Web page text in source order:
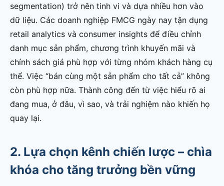
segmentation) trở nên tinh vi và dựa nhiều hơn vào
dữ liệu. Các doanh nghiệp FMCG ngày nay tận dụng
retail analytics và consumer insights để điều chỉnh
danh mục sản phẩm, chương trình khuyến mãi và
chính sách giá phù hợp với từng nhóm khách hàng cụ
thể. Việc “bán cùng một sản phẩm cho tất cả” không
còn phù hợp nữa. Thành công đến từ việc hiểu rõ ai
đang mua, ở đâu, vì sao, và trải nghiệm nào khiến họ
quay lại.
2. Lựa chọn kênh chiến lược – chìa
khóa cho tăng trưởng bền vững